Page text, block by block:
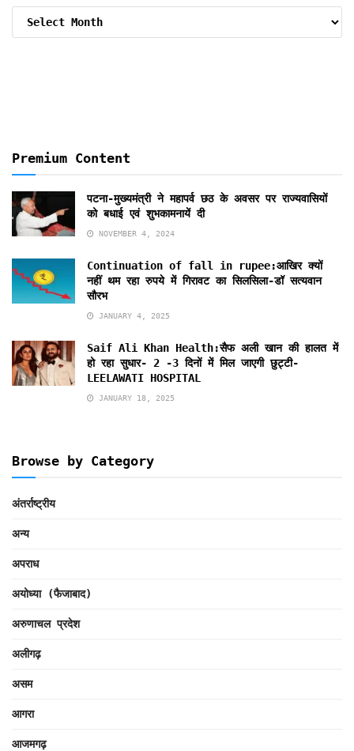
Premium Content
पटना-मुख्यमंत्री ने महापर्व छठ के अवसर पर राज्यवासियों
को बधाई एवं शुभकामनायें दी
NOVEMBER 4, 2024
Continuation of fall in rupee:आखिर क्यों
नहीं थम रहा रुपये में गिरावट का सिलसिला-डॉ सत्यवान
सौरभ
JANUARY 4, 2025
Saif Ali Khan Health:सैफ अली खान की हालत में
हो रहा सुधार- 2 -3 दिनों में मिल जाएगी छुट्टी-
LEELAWATI HOSPITAL
JANUARY 18, 2025
Browse by Category
अंतर्राष्ट्रीय
अन्य
अपराध
अयोध्या (फैजाबाद)
अरुणाचल प्रदेश
अलीगढ़
असम
आगरा
आजमगढ़